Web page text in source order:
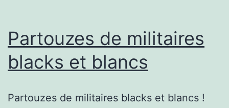
Partouzes de militaires
blacks et blancs
Partouzes de militaires blacks et blancs !